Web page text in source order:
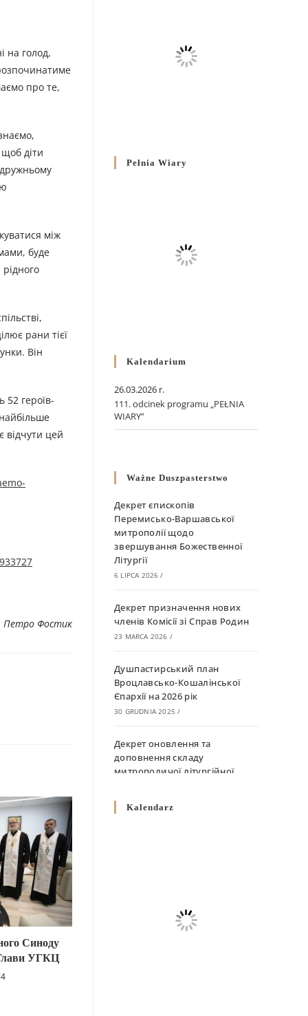
на голод,
про те,
діти
між
буде
рани тієї
Він
52 героїв-
відчути цей
Петро Фостик
Синоду
УГКЦ
Pełnia Wiary
Kalendarium
26.03.2026 r.
111. odcinek programu „PEŁNIA
WIARY”
Ważne Duszpasterstwo
Декрет єпископів
Перемисько-Варшавської
митрополії щодо
звершування Божественної
Літургії
6 LIPCA 2026 /
Декрет призначення нових
членів Комісії зі Справ Родин
23 MARCA 2026 /
Душпастирський план
Вроцлавсько-Кошалінської
Єпархії на 2026 рік
30 GRUDNIA 2025 /
Декрет оновлення та
доповнення складу
митрополичої літургійної
10 GRUDNIA 2025
Декрет про відзначення
Великодня і всіх рухомих
Kalendarz